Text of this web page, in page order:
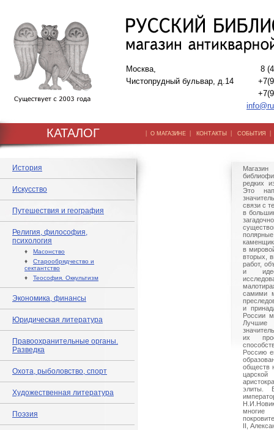
Москва,
Чистопрудный бульвар, д.14
8
КАТАЛОГ | О МАГАЗИНЕ | КОНТАКТЫ | СОБЫТИЯ
История
Искусство
Путешествия и география
Религия, философия,
психология
♦ Масонство
♦ Старообрядчество и
сектантство
♦ Теософия. Оккультизм
Экономика, финансы
Юридическая литература
Правоохранительные органы.
Разведка
Охота, рыболовство, спорт
Художественная литература
Поэзия
Магазин
редких
Это
связи с
в
в
вторых,
работ,
и
самими
и
России
Лучшие
их
Россию
обществ
элиты.
II,